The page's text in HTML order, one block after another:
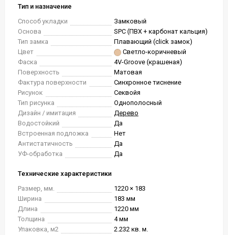
Тип и назначение
Способ укладки
Замковый
Основа
SPC (ПВХ + карбонат кальция)
Тип замка
Плавающий (click замок)
Цвет
Светло-коричневый
Фаска
4V-Groove (крашеная)
Поверхность
Матовая
Фактура поверхности
Синхронное тиснение
Рисунок
Секвойя
Тип рисунка
Однополосный
Дизайн / имитация
Дерево
Водостойкий
Да
Встроенная подложка
Нет
Антистатичность
Да
УФ-обработка
Да
Технические характеристики
Размер, мм.
1220 × 183
Ширина
183 мм
Длина
1220 мм
Толщина
4 мм
Упаковка, м2
2.232 кв. м.